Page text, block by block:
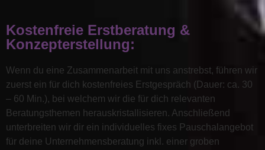
Kostenfreie Erstberatung &
Konzepterstellung:
Wenn du eine Zusammenarbeit mit uns anstrebst, führen wir
zuerst ein für dich kostenfreies Erstgespräch (Dauer: ca. 30
– 60 Min.), bei welchem wir die für dich relevanten
Beratungsthemen herauskristallisieren. Anschließend
unterbreiten wir dir ein individuelles fixes Pauschalangebot
für deine Unternehmensberatung inkl. einer groben